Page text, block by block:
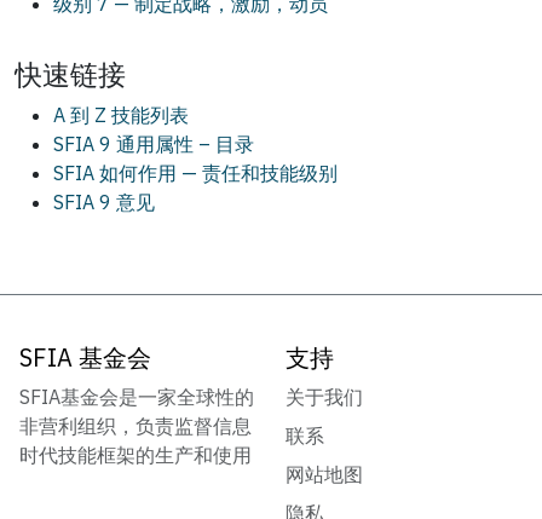
快速链接
A 到 Z 技能列表
SFIA 9 通用属性 – 目录
SFIA 如何作用 — 责任和技能级别
SFIA 9 意见
SFIA 基金会
SFIA基金会是一家全球性的
非营利组织，负责监督信息
时代技能框架的生产和使用
支持
关于我们
联系
网站地图
隐私